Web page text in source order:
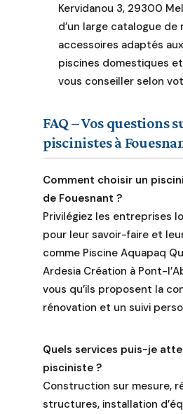
Kervidanou 3, 29300
d’un large catalogue de
accessoires adaptés
piscines domestiques
vous conseiller selon
FAQ – Vos questions
piscinistes à
Comment choisir un
de Fouesnant ?
Privilégiez les entreprises
pour leur savoir-faire et
comme Piscine Aquapaq
Ardesia Création à Pont-
vous qu’ils proposent la
rénovation et un suivi
Quels services puis-je
pisciniste ?
Construction sur mesure,
structures, installation